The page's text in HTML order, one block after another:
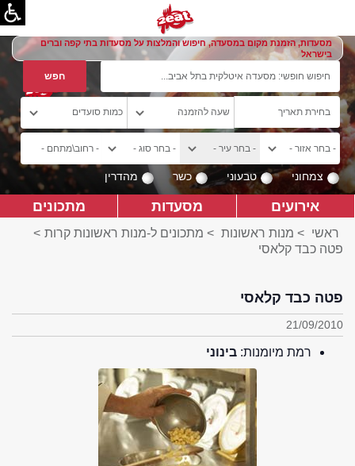
מסעדות, הזמנת מקום במסעדה, חיפוש והמלצות על מסעדות בתי קפה וברים
בישראל
צמחוני טבעוני כשר מהדרין
אירועים מסעדות מתכונים
ראשי > מנות ראשונות > מתכונים ל-מנות ראשונות קרות >
פטה כבד קלאסי
פטה כבד קלאסי
21/09/2010
רמת מיומנות: בינוני